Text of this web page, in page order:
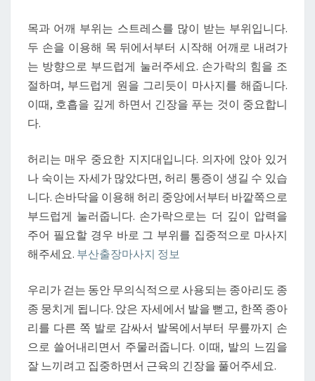
목과 어깨 부위는 스트레스를 많이 받는 부위입니다.
두 손을 이용해 목 뒤에서부터 시작해 어깨로 내려가
는 방향으로 부드럽게 눌러주세요. 손가락의 힘을 조
절하며, 부드럽게 원을 그리듯이 마사지를 해줍니다.
이때, 호흡을 깊게 하면서 긴장을 푸는 것이 중요합니
다.
허리는 매우 중요한 지지대입니다. 의자에 앉아 있거
나 숙이는 자세가 많았다면, 허리 통증이 생길 수 있습
니다. 손바닥을 이용해 허리 중앙에서부터 바깥쪽으로
부드럽게 눌러줍니다. 손가락으로는 더 깊이 압력을
주어 필요할 경우 바로 그 부위를 집중적으로 마사지
해주세요. 부산출장마사지 정보
우리가 걷는 동안 무의식적으로 사용되는 종아리도 종
종 뭉치게 됩니다. 앉은 자세에서 발을 뻗고, 한쪽 종아
리를 다른 쪽 발로 감싸서 발목에서부터 무릎까지 손
으로 쓸어내리면서 주물러줍니다. 이때, 발의 느낌을
잘 느끼려고 집중하면서 근육의 긴장을 풀어주세요.